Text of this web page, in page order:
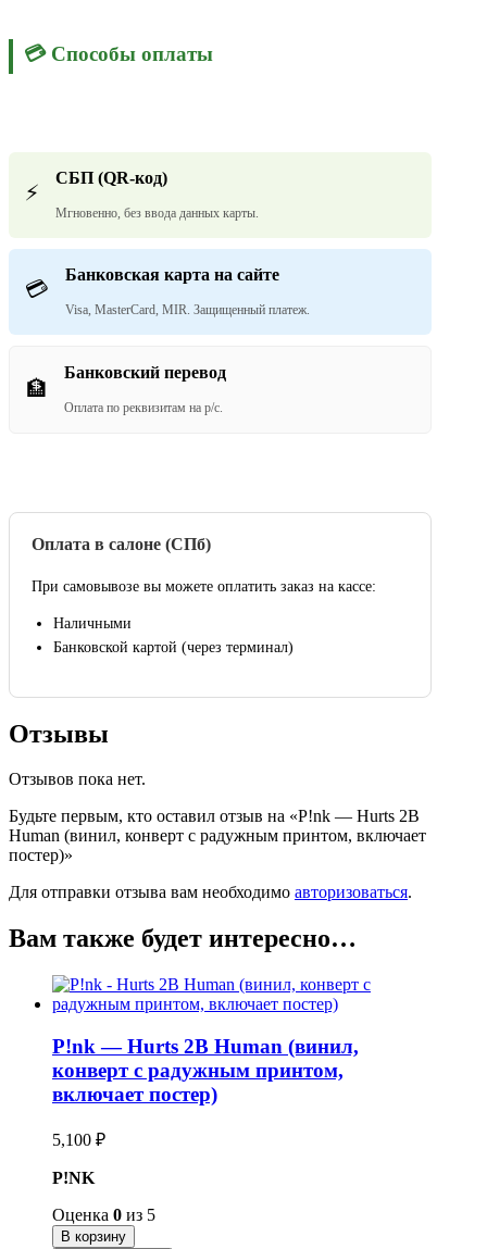
💳 Способы оплаты
⚡
СБП (QR-код)
Мгновенно, без ввода данных карты.
💳
Банковская карта на сайте
Visa, MasterCard, MIR. Защищенный платеж.
🏦
Банковский перевод
Оплата по реквизитам на р/с.
Оплата в салоне (СПб)
При самовывозе вы можете оплатить заказ на кассе:
Наличными
Банковской картой (через терминал)
Отзывы
Отзывов пока нет.
Будьте первым, кто оставил отзыв на «P!nk — Hurts 2B
Human (винил, конверт с радужным принтом, включает
постер)»
Для отправки отзыва вам необходимо авторизоваться.
Вам также будет интересно…
P!nk — Hurts 2B Human (винил,
конверт с радужным принтом,
включает постер)
5,100 ₽
P!NK
Оценка 0 из 5
В корзину